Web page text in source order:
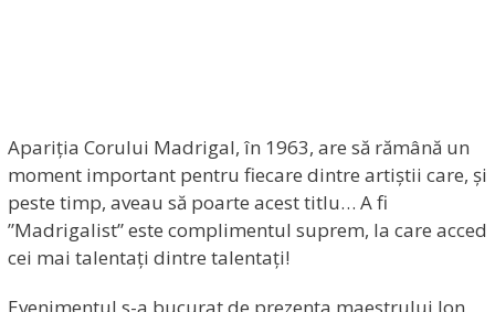
Apariția Corului Madrigal, în 1963, are să rămână un
moment important pentru fiecare dintre artiștii care, și
peste timp, aveau să poarte acest titlu… A fi
”Madrigalist” este complimentul suprem, la care acced
cei mai talentați dintre talentați!